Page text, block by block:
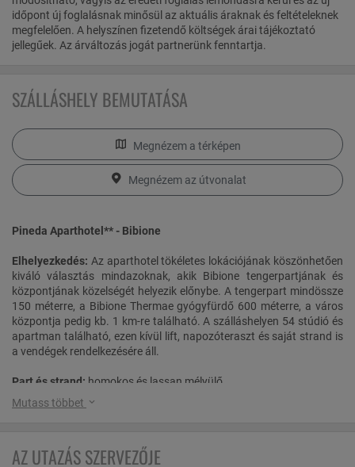
időpont új foglalásnak minősül az aktuális áraknak és feltételeknek
megfelelően. A helyszínen fizetendő költségek árai tájékoztató
jellegűek. Az árváltozás jogát partnerünk fenntartja.
SZÁLLÁSHELY BEMUTATÁSA
Megnézem a térképen
Megnézem az útvonalat
Pineda Aparthotel** - Bibione
Elhelyezkedés: Az aparthotel tökéletes lokációjának köszönhetően
kiváló választás mindazoknak, akik Bibione tengerpartjának és
központjának közelségét helyezik előnybe. A tengerpart mindössze
150 méterre, a Bibione Thermae gyógyfürdő 600 méterre, a város
központja pedig kb. 1 km-re található. A szálláshelyen 54 stúdió és
apartman található, ezen kívül lift, napozóteraszt és saját strand is
a vendégek rendelkezésére áll.
Part és strand: homokos és lassan mélyülő
Ellátás:reggeli
Mutass többet
AZ UTAZÁS SZERVEZŐJE